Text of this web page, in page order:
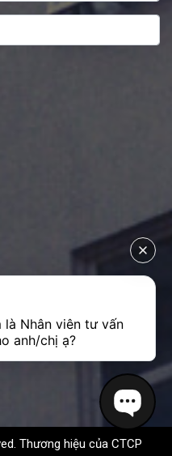
Thương hiệu của CTCP
là Nhân viên tư vấn
anh/chị ạ?